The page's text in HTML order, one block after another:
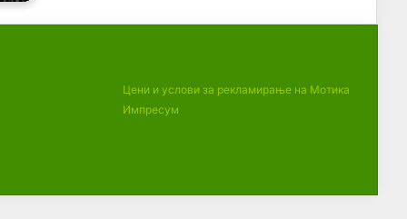
Цени и услови за рекламирање на Мотика
Импресум